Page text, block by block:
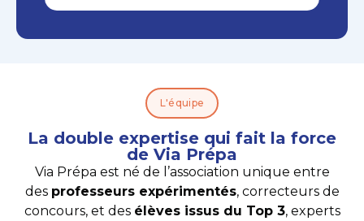
L'équipe
La double expertise qui fait la force
de Via Prépa
Via Prépa est né de l’association unique entre
des professeurs expérimentés, correcteurs de
concours, et des élèves issus du Top 3, experts